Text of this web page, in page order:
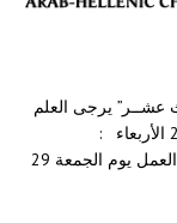
عشــر” يرجى العلم
أن الغرفة العربية اليونانـية ســتغلق يــومي 27-28 الأربعاء :
27/11/2024 الخميس : 28/11/2024 وســـتعاود العمل يوم الجمعة 29